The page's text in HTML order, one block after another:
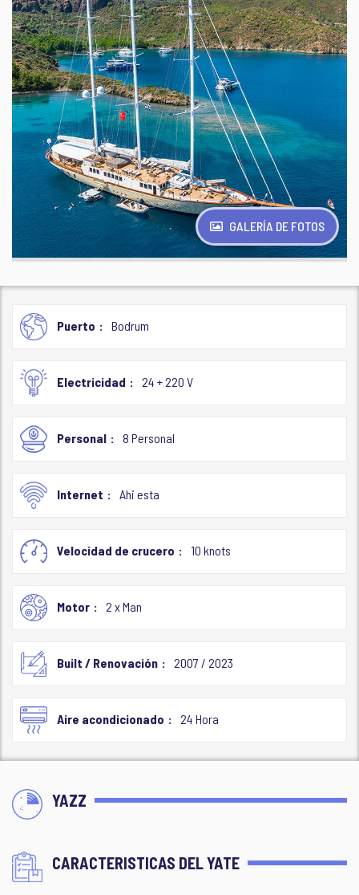
GALERÍA DE FOTOS
Puerto Bodrum
Electricidad 24 + 220 V
Personal 8 Personal
Internet Ahi esta
Velocidad de crucero 10 knots
Motor 2 x Man
Built / Renovación 2007 / 2023
Aire acondicionado 24 Hora
YAZZ
CARACTERISTICAS DEL YATE